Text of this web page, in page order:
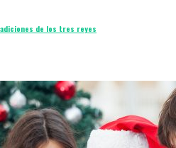
de los tres reyes